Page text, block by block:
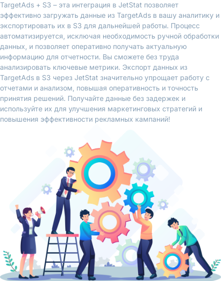
TargetAds + S3 – эта интеграция в JetStat позволяет
эффективно загружать данные из TargetAds в вашу аналитику и
экспортировать их в S3 для дальнейшей работы. Процесс
автоматизируется, исключая необходимость ручной обработки
данных, и позволяет оперативно получать актуальную
информацию для отчетности. Вы сможете без труда
анализировать ключевые метрики. Экспорт данных из
TargetAds в S3 через JetStat значительно упрощает работу с
отчетами и анализом, повышая оперативность и точность
принятия решений. Получайте данные без задержек и
используйте их для улучшения маркетинговых стратегий и
повышения эффективности рекламных кампаний!